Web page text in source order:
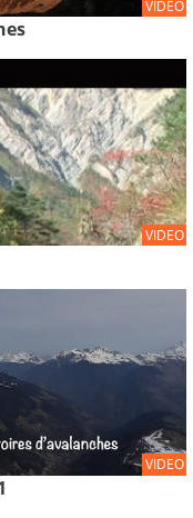
VIDEO
VIDEO
VIDEO